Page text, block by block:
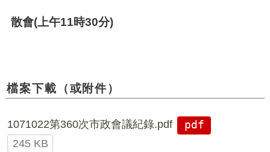
散會(上午11時30分)
檔案下載（或附件）
1071022第360次市政會議紀錄.pdf
pdf
245 KB